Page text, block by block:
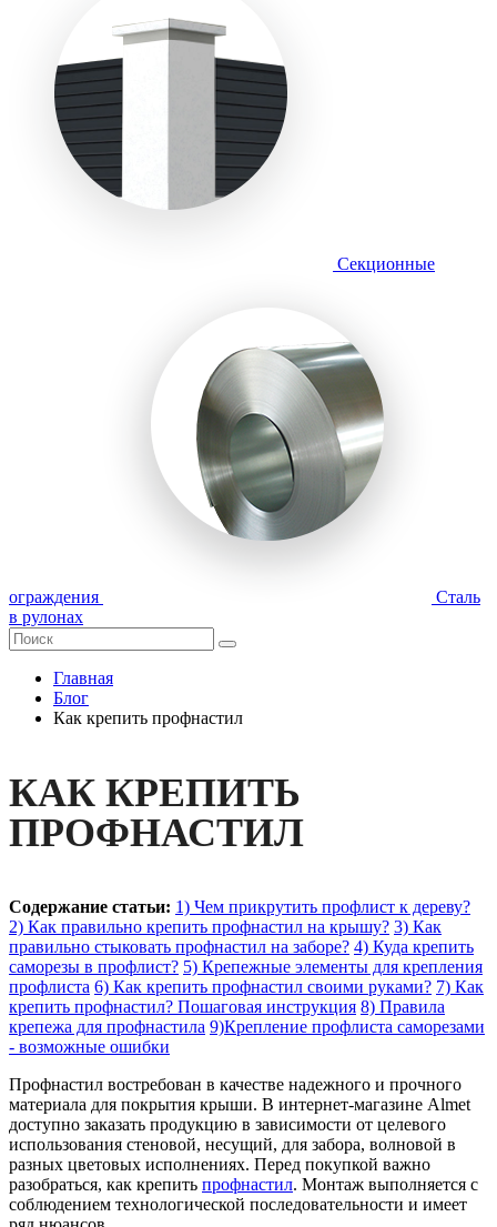
Секционные
ограждения
Сталь
в рулонах
Главная
Блог
Как крепить профнастил
КАК КРЕПИТЬ
ПРОФНАСТИЛ
Содержание статьи: 1) Чем прикрутить профлист к дереву?
2) Как правильно крепить профнастил на крышу? 3) Как
правильно стыковать профнастил на заборе? 4) Куда крепить
саморезы в профлист? 5) Крепежные элементы для крепления
профлиста 6) Как крепить профнастил своими руками? 7) Как
крепить профнастил? Пошаговая инструкция 8) Правила
крепежа для профнастила 9)Крепление профлиста саморезами
- возможные ошибки
Профнастил востребован в качестве надежного и прочного
материала для покрытия крыши. В интернет-магазине Almet
доступно заказать продукцию в зависимости от целевого
использования стеновой, несущий, для забора, волновой в
разных цветовых исполнениях. Перед покупкой важно
разобраться, как крепить профнастил. Монтаж выполняется с
соблюдением технологической последовательности и имеет